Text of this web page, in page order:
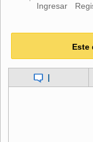
Ingresar
Este